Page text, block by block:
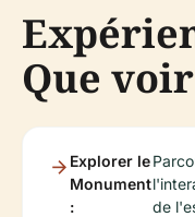
Que
Explorer le
Monument
:
de